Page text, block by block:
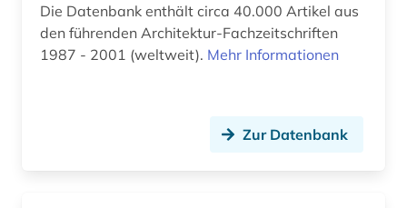
klassische archäologie (1)
klassische studien (2)
Die Datenbank enthält circa 40.000 Artikel aus
den führenden Architektur-Fachzeitschriften
1987 - 2001 (weltweit). Mehr Informationen
Zur Datenbank